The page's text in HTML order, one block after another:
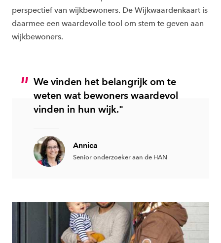
perspectief van wijkbewoners. De Wijkwaardenkaart is
daarmee een waardevolle tool om stem te geven aan
wijkbewoners.
We vinden het belangrijk om te
weten wat bewoners waardevol
vinden in hun wijk."
Annica
Senior onderzoeker aan de HAN